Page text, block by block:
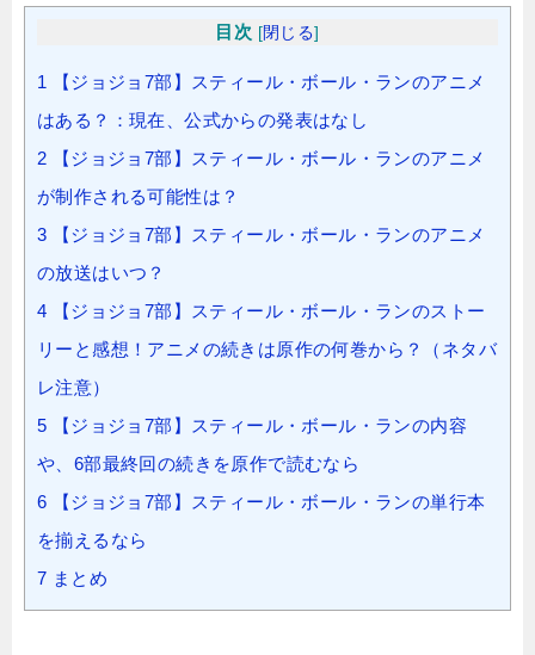
目次 [閉じる]
1 【ジョジョ7部】スティール・ボール・ランのアニメ
はある？：現在、公式からの発表はなし
2 【ジョジョ7部】スティール・ボール・ランのアニメ
が制作される可能性は？
3 【ジョジョ7部】スティール・ボール・ランのアニメ
の放送はいつ？
4 【ジョジョ7部】スティール・ボール・ランのストー
リーと感想！アニメの続きは原作の何巻から？（ネタバ
レ注意）
5 【ジョジョ7部】スティール・ボール・ランの内容
や、6部最終回の続きを原作で読むなら
6 【ジョジョ7部】スティール・ボール・ランの単行本
を揃えるなら
7 まとめ